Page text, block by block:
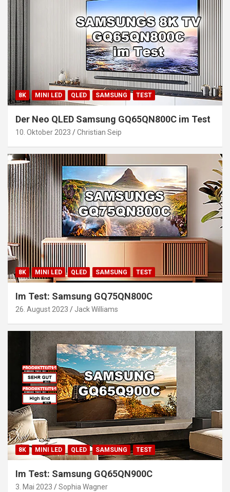
8K MINI LED QLED SAMSUNG TEST
Der Neo QLED Samsung GQ65QN800C im Test
10. Oktober 2023 Christian Seip
8K MINI LED QLED SAMSUNG TEST
Im Test: Samsung GQ75QN800C
26. August 2023 Jack Williams
8K MINI LED QLED SAMSUNG TEST
Im Test: Samsung GQ65QN900C
3. Mai 2023 Sophia Wagner